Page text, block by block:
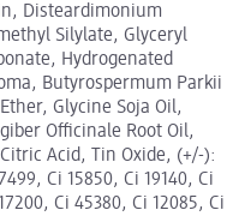
Disteardimonium
Silylate, Glyceryl
Hydrogenated
Butyrospermum Parkii
Glycine Soja Oil,
Officinale Root Oil,
Acid, Tin Oxide, (+/-):
Ci 15850, Ci 19140, Ci
Ci 45380, Ci 12085, Ci